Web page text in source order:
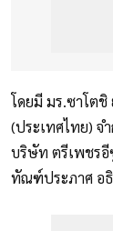
โดยมี มร.ซาโตชิ
(ประเทศไทย) จ
บริษัท ตรีเพชรอี
ทัณฑ์ประภาศ อ